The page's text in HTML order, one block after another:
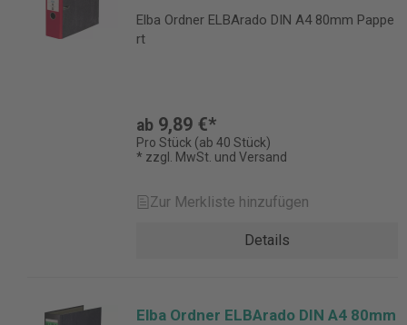
Elba Ordner ELBArado DIN A4 80mm Pappe
rt
ab 9,89 €*
Pro Stück (ab 40 Stück)
* zzgl. MwSt. und Versand
Zur Merkliste hinzufügen
Details
Elba Ordner ELBArado DIN A4 80mm